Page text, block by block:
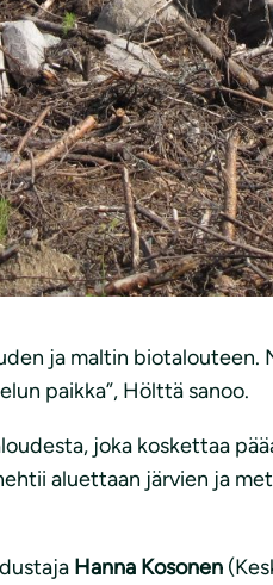
johon on otettu
hyvin monenlaisia
Mukana on
on
ja alan yrityksiin, että
ja maltin
paikka”, Hölttä sanoo.
joka koskettaa
aluettaan järvien ja
Hanna Kosonen